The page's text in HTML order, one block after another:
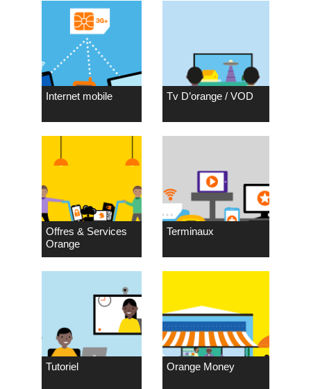
Internet mobile Tv D’orange / VOD
Offres & Services
Orange
Terminaux
Tutoriel Orange Money